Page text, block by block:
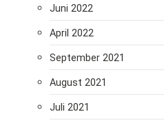
u
n
g
d
e
Juni 2022
April 2022
September 2021
August 2021
Juli 2021